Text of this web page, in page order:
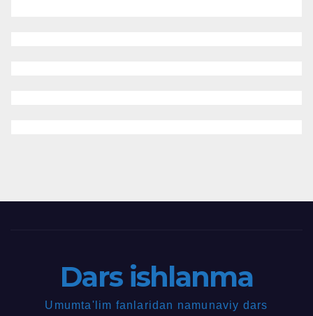
Dars ishlanma
Umumta'lim fanlaridan namunaviy dars